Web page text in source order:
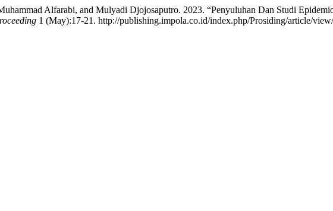
Alfarabi, and Mulyadi Djojosaputro. 2023. “Penyuluhan Dan Studi
1 (May):17-21. http://publishing.impola.co.id/index.php/Prosiding/article/